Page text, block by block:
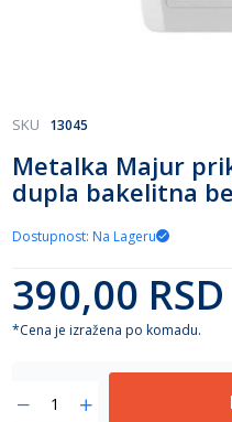
Skip
the
beginning
the
gallery
Metalka Majur
dupla bakelitna
SKU 13045
Dostupnost: Na Lageru
390,00 RSD
*Cena je izražena po komadu.